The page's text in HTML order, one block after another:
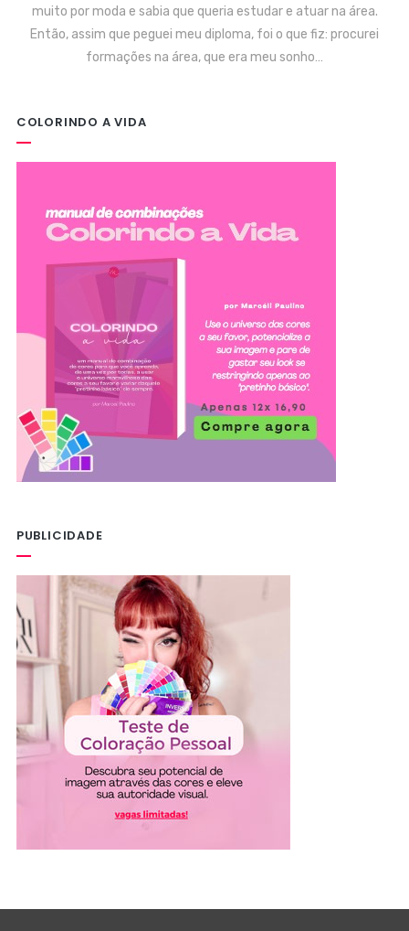
muito por moda e sabia que queria estudar e atuar na área.
Então, assim que peguei meu diploma, foi o que fiz: procurei
formações na área, que era meu sonho…
COLORINDO A VIDA
PUBLICIDADE